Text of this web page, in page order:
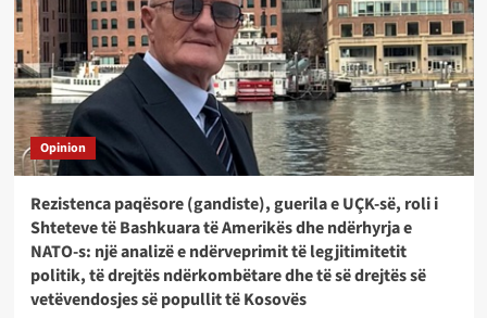
Opinion
Rezistenca paqësore (gandiste), guerila e UÇK-së, roli i
Shteteve të Bashkuara të Amerikës dhe ndërhyrja e
NATO-s: një analizë e ndërveprimit të legjitimitetit
politik, të drejtës ndërkombëtare dhe të së drejtës së
vetëvendosjes së popullit të Kosovës